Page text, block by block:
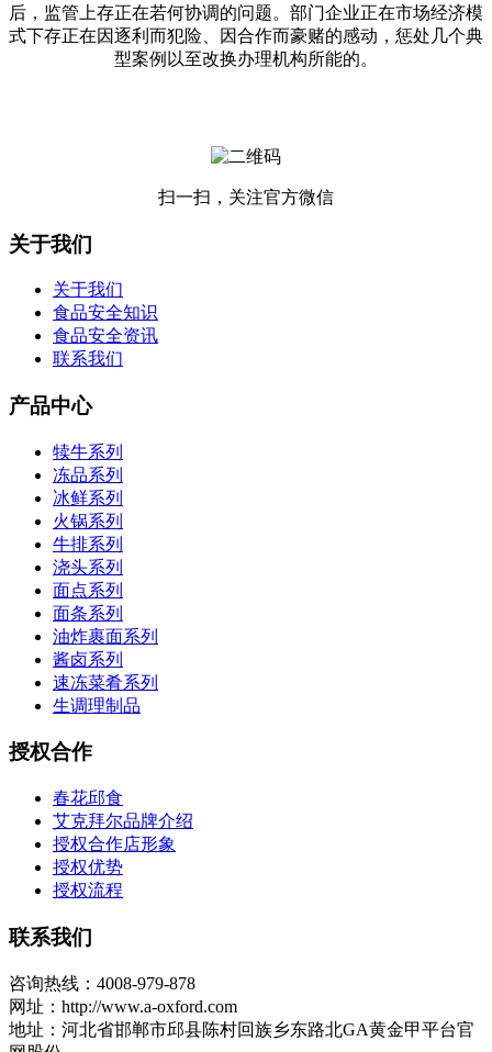
后，监管上存正在若何协调的问题。部门企业正在市场经济模
式下存正在因逐利而犯险、因合作而豪赌的感动，惩处几个典
型案例以至改换办理机构所能的。
扫一扫，关注官方微信
关于我们
关于我们
食品安全知识
食品安全资讯
联系我们
产品中心
犊牛系列
冻品系列
冰鲜系列
火锅系列
牛排系列
浇头系列
面点系列
面条系列
油炸裹面系列
酱卤系列
速冻菜肴系列
生调理制品
授权合作
春花邱食
艾克拜尔品牌介绍
授权合作店形象
授权优势
授权流程
联系我们
咨询热线：4008-979-878
网址：http://www.a-oxford.com
地址：河北省邯郸市邱县陈村回族乡东路北GA黄金甲平台官